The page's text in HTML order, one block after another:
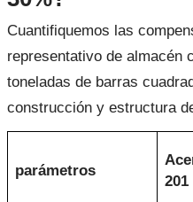
Cuantifiquemos las
representativo de almacén
toneladas de barras
construcción y estructura
parámetros
201